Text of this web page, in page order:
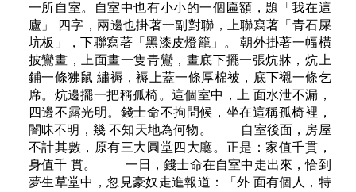
一所自室。自室中也有小小的一個匾額，題「我在這
廬」 四字，兩邊也掛著一副對聯，上聯寫著「青石屎
坑板」，下聯寫著「黑漆皮燈籠」。 朝外掛著一幅橫
披鸞畫，上面畫一隻青鸞，畫底下擺一張炕牀，炕上
鋪一條狒鼠 繡褥，褥上蓋一條厚棉被，底下襯一條乞
席。炕邊擺一把稱孤椅。這個室中，上 面水泄不漏，
四邊不露光明。錢士命不拘問候，坐在這稱孤椅裡，
闇昧不明，幾 不知天地為何物。 自室後面，房屋
不計其數，原有三大圓堂四大廳。正是：家值千貫，
身值千 貫。 一日，錢士命在自室中走出來，恰到
夢生草堂中，忽見豪奴走進報道：「外 面有個人，特